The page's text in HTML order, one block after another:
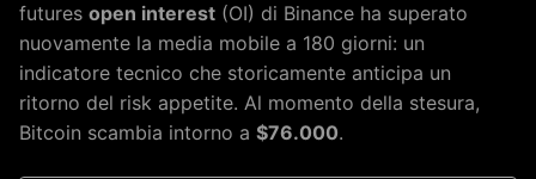
futures open interest (OI) di Binance ha superato
nuovamente la media mobile a 180 giorni: un
indicatore tecnico che storicamente anticipa un
ritorno del risk appetite. Al momento della stesura,
Bitcoin scambia intorno a $76.000.